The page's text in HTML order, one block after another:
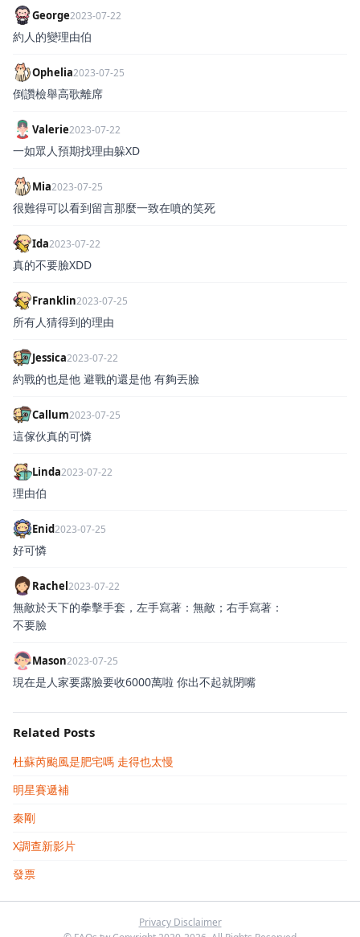
George2023-07-22
約人的變理由伯
Ophelia2023-07-25
倒讚檢舉高歌離席
Valerie2023-07-22
一如眾人預期找理由躲XD
Mia2023-07-25
很難得可以看到留言那麼一致在噴的笑死
Ida2023-07-22
真的不要臉XDD
Franklin2023-07-25
所有人猜得到的理由
Jessica2023-07-22
約戰的也是他 避戰的還是他 有夠丟臉
Callum2023-07-25
這傢伙真的可憐
Linda2023-07-22
理由伯
Enid2023-07-25
好可憐
Rachel2023-07-22
無敵於天下的拳擊手套，左手寫著：無敵；右手寫著：
不要臉
Mason2023-07-25
現在是人家要露臉要收6000萬啦 你出不起就閉嘴
Related Posts
杜蘇芮颱風是肥宅嗎 走得也太慢
明星賽遞補
秦剛
X調查新影片
發票
Privacy Disclaimer